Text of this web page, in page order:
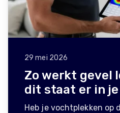
29 mei 2026
Zo werkt gevel
dit staat er in
Heb je vochtplekken op